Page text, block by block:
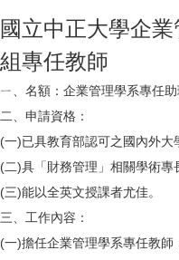
國立中正大學企
組專任教師
ㄧ、名額：企業管理學系專任助
二、申請資格：
(一)已具教育部認可之國內外大
(二)具「財務管理」相關學術專
(三)能以全英文授課者尤佳。
三、工作內容：
(一)擔任企業管理學系專任教